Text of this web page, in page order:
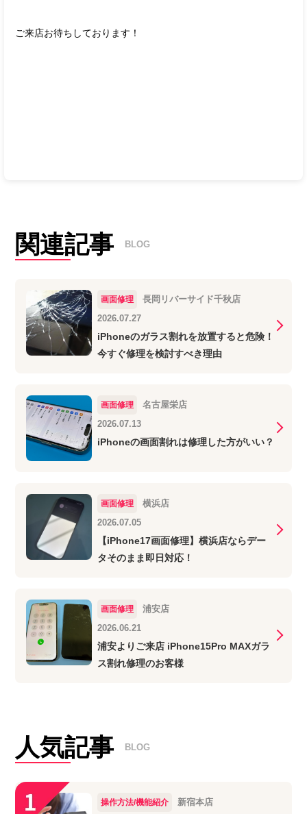
ご来店お待ちしております！
関連記事 BLOG
画面修理
長岡リバーサイド千秋店
2026.07.27
iPhoneのガラス割れを放置すると危険！
今すぐ修理を検討すべき理由
画面修理
名古屋栄店
2026.07.13
iPhoneの画面割れは修理した方がいい？
画面修理
横浜店
2026.07.05
【iPhone17画面修理】横浜店ならデー
タそのまま即日対応！
画面修理
浦安店
2026.06.21
浦安よりご来店 iPhone15Pro MAXガラ
ス割れ修理のお客様
人気記事 BLOG
操作方法/機能紹介 新宿本店